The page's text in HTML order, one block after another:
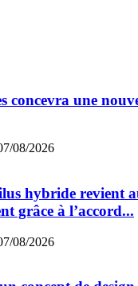
concevra une
08/2026
hybride revient
grâce à l’accord...
08/2026